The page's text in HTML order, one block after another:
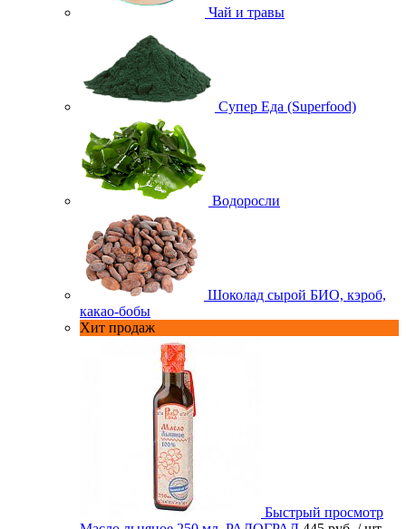
Чай и травы
Супер Еда (Superfood)
Водоросли
Шоколад сырой БИО, кэроб,
какао-бобы
Хит продаж
Быстрый просмотр